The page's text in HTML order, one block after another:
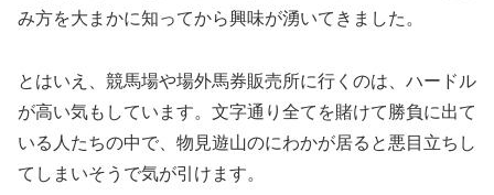
み方を大まかに知ってから興味が湧いてきました。
とはいえ、競馬場や場外馬券販売所に行くのは、ハードル
が高い気もしています。文字通り全てを賭けて勝負に出て
いる人たちの中で、物見遊山のにわかが居ると悪目立ちし
てしまいそうで気が引けます。